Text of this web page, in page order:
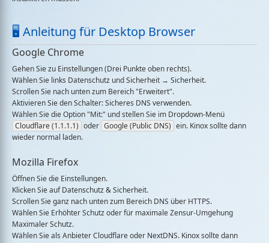
🖥 Anleitung für Desktop Browser
Google Chrome
Gehen Sie zu Einstellungen(Drei Punkte oben rechts).
Wählen Sie links Datenschutz und Sicherheit → Sicherheit.
Scrollen Sie nach unten zum Bereich "Erweitert".
Aktivieren Sie den Schalter:Sicheres DNS verwenden.
Wählen Sie die Option "Mit:" und stellen Sie im Dropdown-Menü
Cloudflare (1.1.1.1) oder Google (Public DNS) ein. Kinox sollte dann
wieder normal laden.
Mozilla Firefox
Öffnen Sie die Einstellungen.
Klicken Sie aufDatenschutz & Sicherheit.
Scrollen Sie ganz nach unten zum Bereich DNS über HTTPS.
Wählen Sie Erhöhter Schutzoder für maximale Zensur-Umgehung
Maximaler Schutz.
Wählen Sie als AnbieterCloudflareoder NextDNS. Kinox sollte dann